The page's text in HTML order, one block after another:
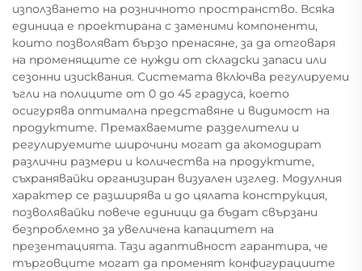
използването на розничното пространство. Всяка
единица е проектирана с заменими компоненти,
които позволяват бързо пренасяне, за да отговаря
на променящите се нужди от складски запаси или
сезонни изисквания. Системата включва регулируеми
ъгли на полиците от 0 до 45 градуса, което
осигурява оптимална представяне и видимост на
продуктите. Премахваемите разделители и
регулируемите широчини могат да акомодират
различни размери и количества на продуктите,
съхранявайки организиран визуален изглед. Модулния
характер се разширява и до цялата конструкция,
позволявайки повече единици да бъдат свързани
безпроблемно за увеличена капацитет на
презентацията. Тази адаптивност гарантира, че
търговците могат да променят конфигурациите